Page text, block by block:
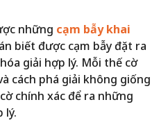
những cạm bẫy khai
biết được cạm bẫy đặt ra
giải hợp lý. Mỗi thế cờ
cách phá giải không giống
cờ chính xác để ra những
lý.